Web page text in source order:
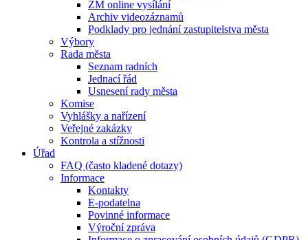
ZM online vysílání
Archiv videozáznamů
Podklady pro jednání zastupitelstva města
Výbory
Rada města
Seznam radních
Jednací řád
Usnesení rady města
Komise
Vyhlášky a nařízení
Veřejné zakázky
Kontrola a stížnosti
Úřad
FAQ (často kladené dotazy)
Informace
Kontakty
E-podatelna
Povinné informace
Výroční zpráva